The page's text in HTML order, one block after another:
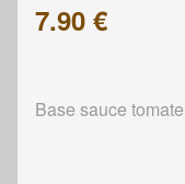
7.90 €
Base sauce